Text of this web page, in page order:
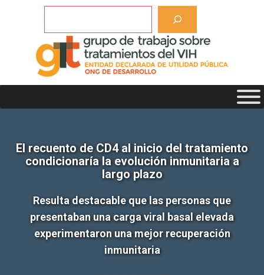
El recuento de CD4 al inicio del tratamiento
condicionaría la evolución inmunitaria a
largo plazo
Resulta destacable que las personas que
presentaban una carga viral basal elevada
experimentaron una mejor recuperación
inmunitaria